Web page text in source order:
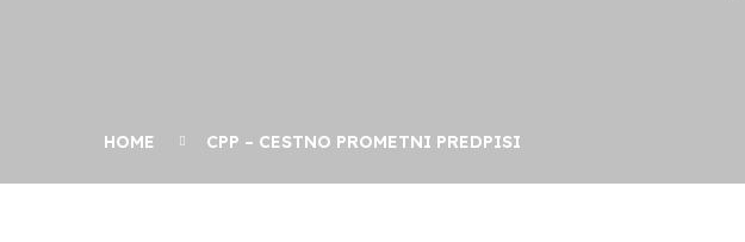
HOME CPP – CESTNO PROMETNI PREDPISI